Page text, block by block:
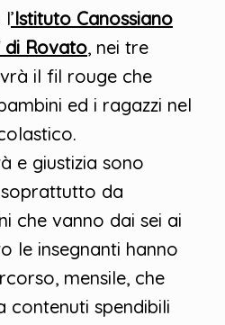
l’Istituto Canossiano
di Rovato, nei tre
il fil rouge che
ed i ragazzi nel
e giustizia sono
da
che vanno dai sei ai
le insegnanti hanno
mensile, che
contenuti spendibili